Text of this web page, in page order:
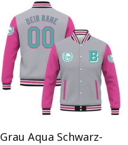
Grau Aqua Schwarz-